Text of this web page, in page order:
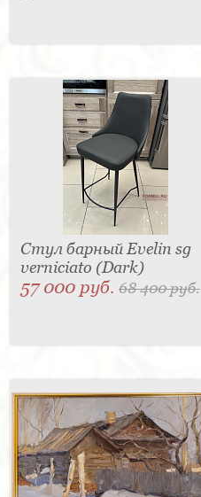
Стул барный Evelin sg
verniciato (Dark)
57 000 руб. 68 400 руб.